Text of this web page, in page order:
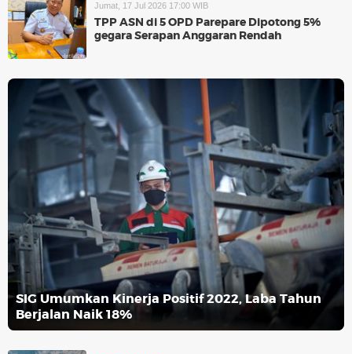
Jumat, 17 Jul 2026 17:00 WIB
TPP ASN di 5 OPD Parepare Dipotong 5%
gegara Serapan Anggaran Rendah
SIG Umumkan Kinerja Positif 2022, Laba Tahun
Berjalan Naik 18%